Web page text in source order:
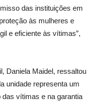
das instituições em
às mulheres e
e eficiente às vítimas”,
Daniela Maidel, ressaltou
unidade representa um
vítimas e na garantia